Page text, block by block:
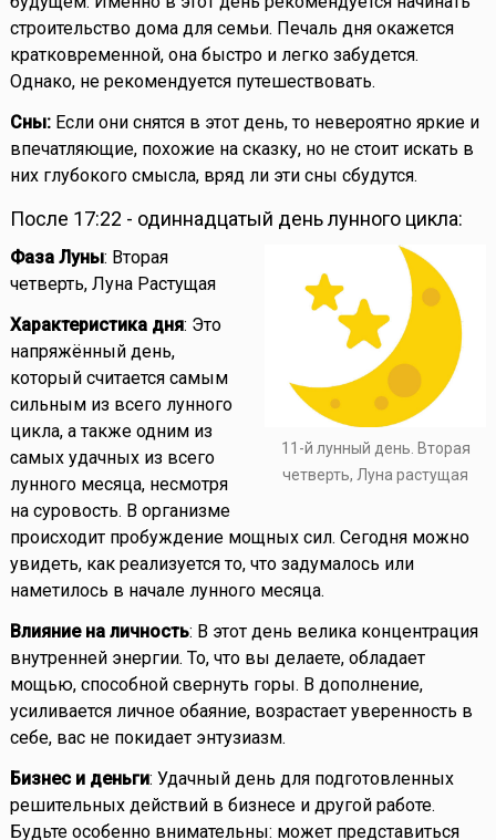
строительство дома для семьи. Печаль дня окажется
кратковременной, она быстро и легко забудется.
Однако, не рекомендуется путешествовать.
Сны: Если они снятся в этот день, то невероятно яркие и
впечатляющие, похожие на сказку, но не стоит искать в
них глубокого смысла, вряд ли эти сны сбудутся.
После 17:22 - одиннадцатый день лунного цикла:
11-й лунный день. Вторая
четверть, Луна растущая
Фаза Луны: Вторая
четверть, Луна Растущая
Характеристика дня: Это
напряжённый день,
который считается самым
сильным из всего лунного
цикла, а также одним из
самых удачных из всего
лунного месяца, несмотря
на суровость. В организме
происходит пробуждение мощных сил. Сегодня можно
увидеть, как реализуется то, что задумалось или
наметилось в начале лунного месяца.
Влияние на личность: В этот день велика концентрация
внутренней энергии. То, что вы делаете, обладает
мощью, способной свернуть горы. В дополнение,
усиливается личное обаяние, возрастает уверенность в
себе, вас не покидает энтузиазм.
Бизнес и деньги: Удачный день для подготовленных
решительных действий в бизнесе и другой работе.
Будьте особенно внимательны: может представиться